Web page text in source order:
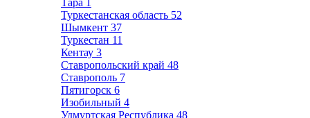
Тара 1
Туркестанская область 52
Шымкент 37
Туркестан 11
Кентау 3
Ставропольский край 48
Ставрополь 7
Пятигорск 6
Изобильный 4
Удмуртская Республика 48